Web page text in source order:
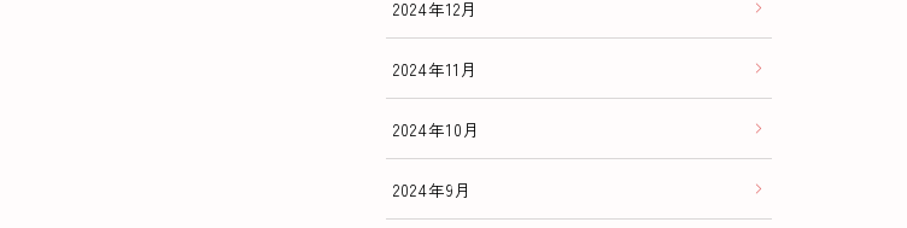
2024年12月
2024年11月
2024年10月
2024年9月